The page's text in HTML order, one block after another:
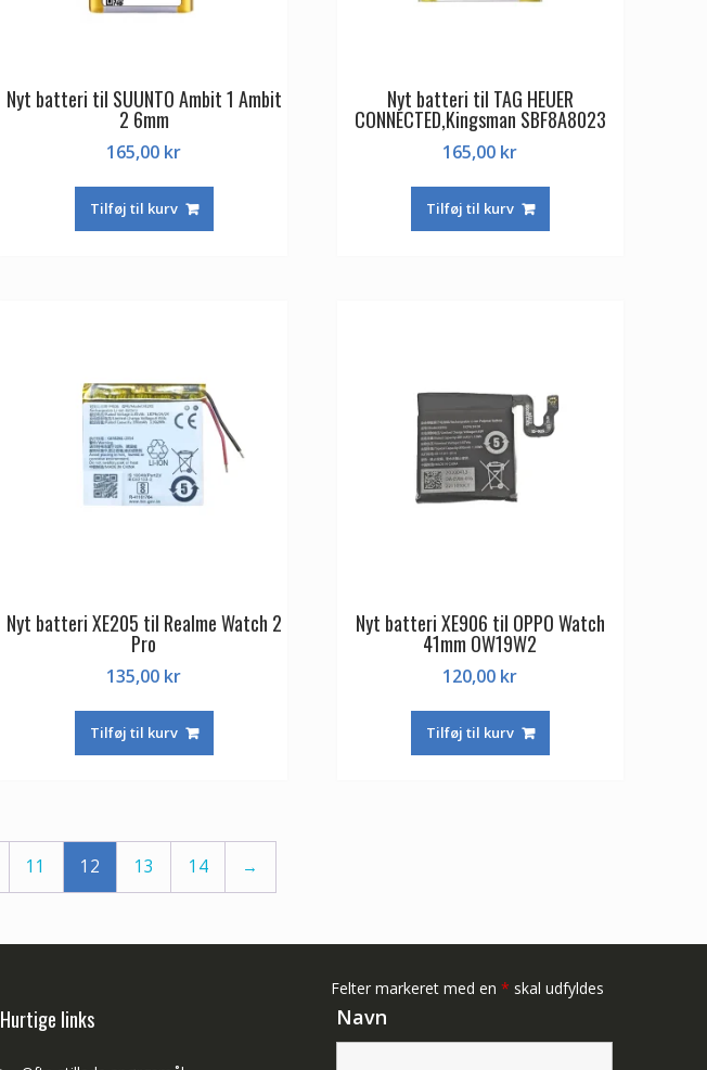
Nyt batteri til SUUNTO Ambit 1 Ambit
2 6mm
165,00 kr
Tilføj til kurv
Nyt batteri til TAG HEUER
CONNECTED,Kingsman SBF8A8023
165,00 kr
Tilføj til kurv
Nyt batteri XE205 til Realme Watch 2
Pro
135,00 kr
Tilføj til kurv
Nyt batteri XE906 til OPPO Watch
41mm OW19W2
120,00 kr
Tilføj til kurv
11 12 13 14 →
Hurtige links
Felter markeret med en * skal udfyldes
Navn